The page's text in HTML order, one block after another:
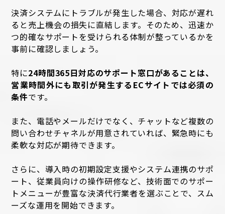
決済システムにトラブルが発生した場合、対応が遅れ
ると売上機会の損失に直結します。そのため、迅速か
つ的確なサポートを受けられる体制が整っているかを
事前に確認しましょう。
特に24時間365日対応のサポート窓口があることは、
営業時間外にも取引が発生するECサイトでは必須の
条件です。
また、電話やメールだけでなく、チャットなど複数の
問い合わせチャネルが用意されていれば、緊急時にも
柔軟な対応が期待できます。
さらに、導入時の初期設定支援やシステム連携のサポ
ート、従業員向けの操作研修など、技術面でのサポー
トメニューが豊富な決済代行業者を選ぶことで、スム
ーズな運用を開始できます。